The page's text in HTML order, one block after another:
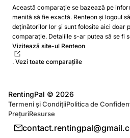
Această comparație se bazează pe
menită să fie exactă. Renteon și logoul
deținătorilor lor și sunt folosite aici doar
comparație. Detaliile s-ar putea să se fi
Vizitează site-ul Renteon
. Vezi toate comparațiile
RentingPal © 2026
Termeni și CondițiiPolitica de
PrețuriResurse